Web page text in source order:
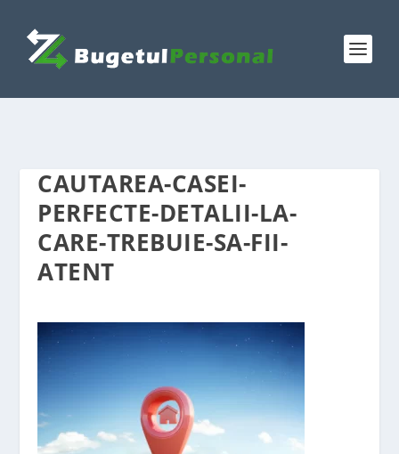
CAUTAREA-CASEI-
PERFECTE-DETALII-LA-
CARE-TREBUIE-SA-FII-
ATENT